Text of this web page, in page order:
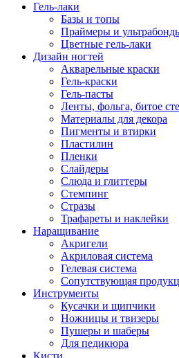
Гель-лаки
Базы и топы
Праймеры и
Цветные гель-лаки
Дизайн ногтей
Акварельные краски
Гель-краски
Гель-пасты
Ленты, фольга, битое
Материалы для декора
Пигменты и втирки
Пластилин
Пленки
Слайдеры
Слюда и глиттеры
Стемпинг
Стразы
Трафареты и наклейки
Наращивание
Акригели
Акриловая система
Гелевая система
Сопутствующая
Инструменты
Кусачки и щипчики
Ножницы и твизеры
Пушеры и шаберы
Для педикюра
Кисти